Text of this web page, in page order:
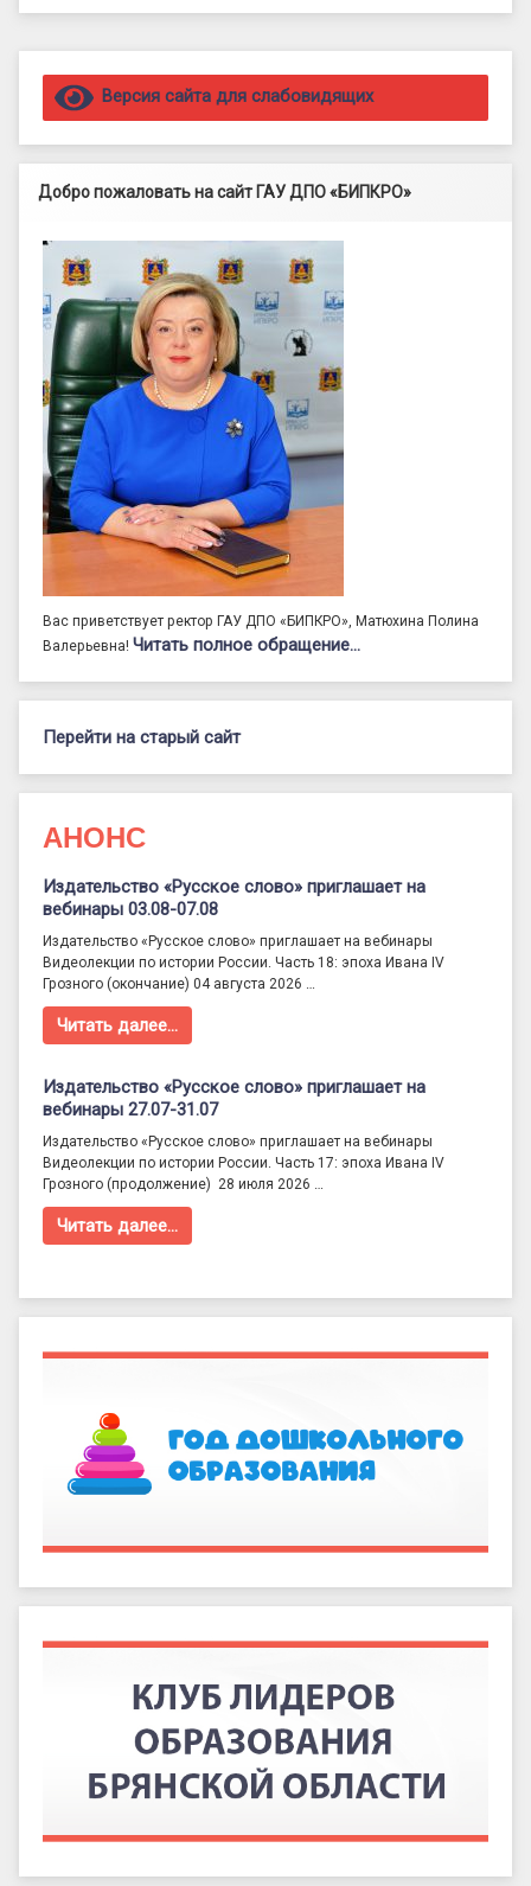
Правый сайдбар
Версия сайта для слабовидящих
Добро пожаловать на сайт ГАУ ДПО «БИПКРО»
Вас приветствует ректор ГАУ ДПО «БИПКРО», Матюхина Полина
Валерьевна! Читать полное обращение…
Перейти на старый сайт
АНОНС
Издательство «Русское слово» приглашает на
вебинары 03.08-07.08
Издательство «Русское слово» приглашает на вебинары
Видеолекции по истории России. Часть 18: эпоха Ивана IV
Грозного (окончание) 04 августа 2026 …
Читать далее…
Издательство «Русское слово» приглашает на
вебинары 27.07-31.07
Издательство «Русское слово» приглашает на вебинары
Видеолекции по истории России. Часть 17: эпоха Ивана IV
Грозного (продолжение) 28 июля 2026 …
Читать далее…